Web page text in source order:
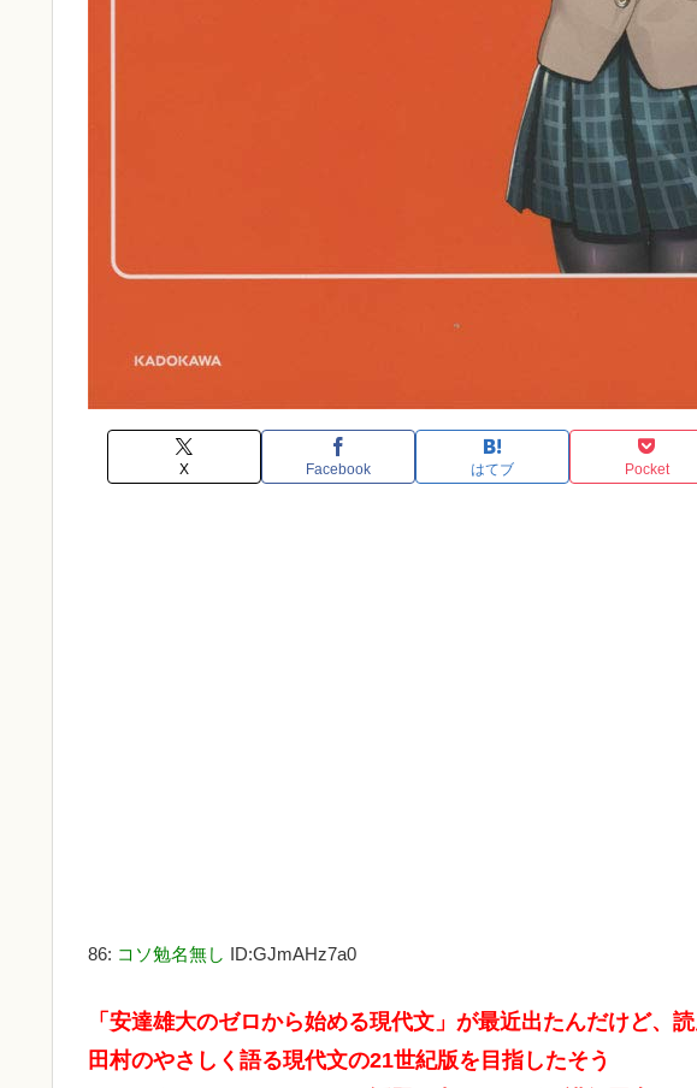
X Facebook はてブ Pocket
86: コソ勉名無し ID:GJmAHz7a0
「安達雄大のゼロから始める現代文」が最近出たんだけど、
田村のやさしく語る現代文の21世紀版を目指したそう